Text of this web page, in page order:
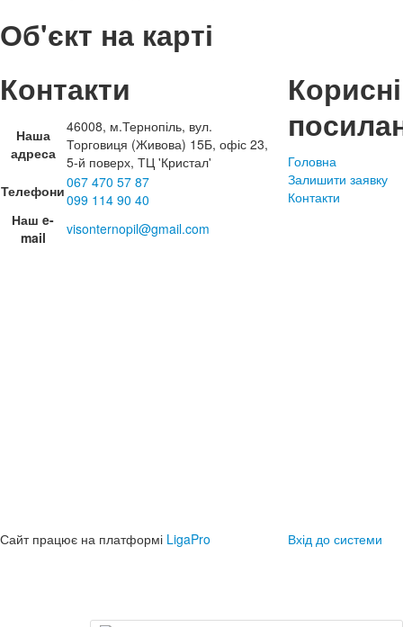
Об'єкт на карті
Контакти
Наша
адреса
46008, м.Тернопіль, вул.
Торговиця (Живова) 15Б, офіс 23,
5-й поверх, ТЦ 'Кристал'
Телефони067 470 57 87
099 114 90 40
Наш e-
mail
visonternopil@gmail.com
Корисні
Головна
Залишити заявку
Контакти
Сайт працює на платформі LigaPro Вхід до системи